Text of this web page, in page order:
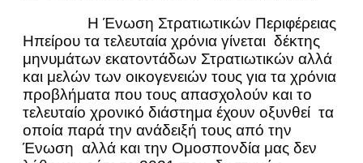
Η Ένωση Στρατιωτικών Περιφέρειας
Ηπείρου τα τελευταία χρόνια γίνεται δέκτης
μηνυμάτων εκατοντάδων Στρατιωτικών αλλά
και μελών των οικογενειών τους για τα χρόνια
προβλήματα που τους απασχολούν και το
τελευταίο χρονικό διάστημα έχουν οξυνθεί τα
οποία παρά την ανάδειξή τους από την
Ένωση αλλά και την Ομοσπονδία μας δεν